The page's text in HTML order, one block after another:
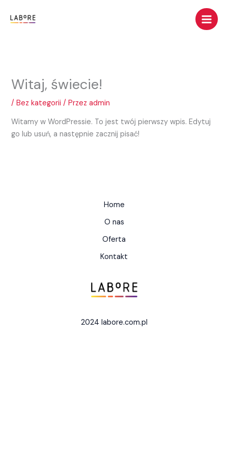
Witaj, świecie!
/Bez kategorii / Przezadmin
Witamy w WordPressie. To jest twój pierwszy wpis. Edytuj
go lub usuń, a następnie zacznij pisać!
Home
O nas
Oferta
Kontakt
2024 labore.com.pl